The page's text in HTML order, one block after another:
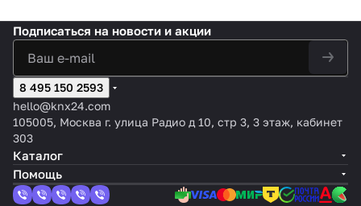
Подписаться на новости и акции
8 495 150 2593
hello@knx24.com
105005, Москва г. улица Радио д 10, стр 3, 3 этаж, кабинет
303
Каталог
Помощь